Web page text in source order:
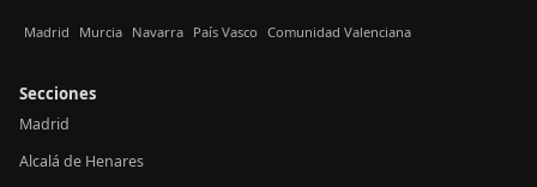
Madrid Murcia Navarra País Vasco Comunidad Valenciana
Secciones
Madrid
Alcalá de Henares